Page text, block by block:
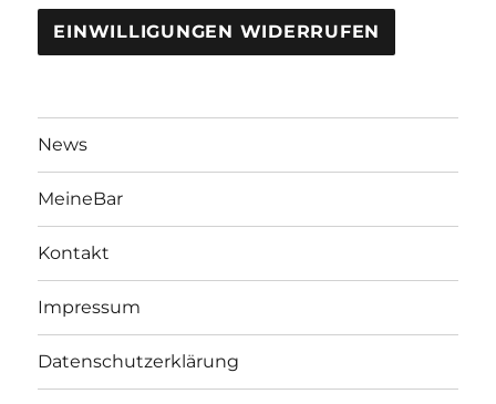
EINWILLIGUNGEN WIDERRUFEN
News
MeineBar
Kontakt
Impressum
Datenschutzerklärung